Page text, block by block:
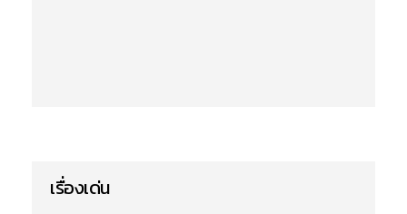
เรื่องเด่น